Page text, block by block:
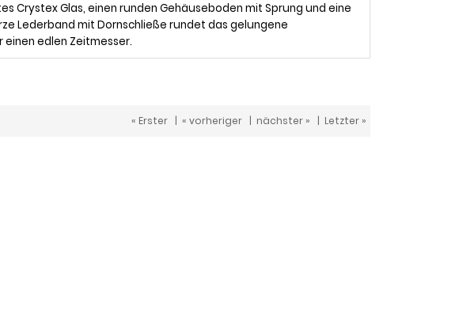
Crystex Glas, einen runden Gehäuseboden mit Sprung und eine
Lederband mit Dornschließe rundet das gelungene
einen edlen Zeitmesser.
« Erster | « vorheriger | nächster » | Letzter »